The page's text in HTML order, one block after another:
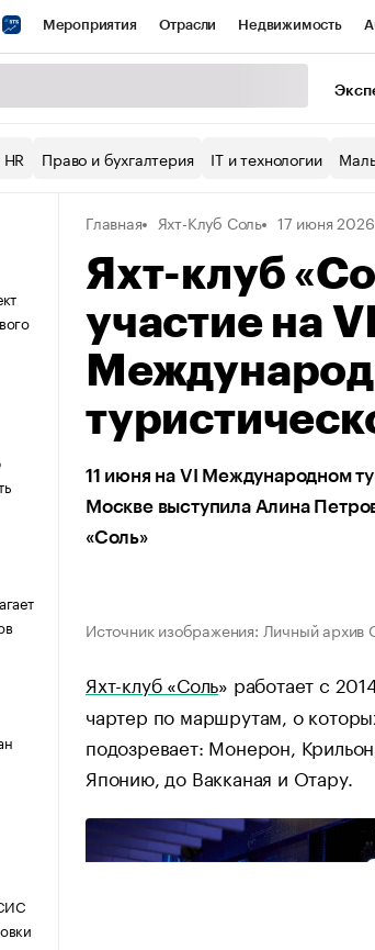
Мероприятия Отрасли Недвижимость
СПб Спецпроекты
Рынок наличной валюты
Право и бухгалтерия IT и технологии
Главная Яхт-Клуб Соль 17 июня 2026
Яхт-клуб
участие на VI
11 июня на VI Международном
Москве выступила Алина
«Соль»
Источник изображения: Личный
Яхт-клуб «Соль» работает с
чартер по маршрутам, о
подозревает: Монерон,
Японию, до Вакканая и Отару.